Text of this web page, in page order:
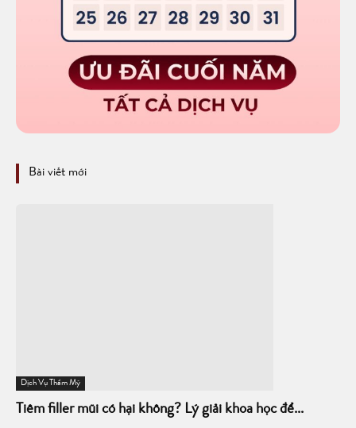
Bài viết mới
Dịch Vụ Thẩm Mỹ
Tiêm filler mũi có hại không? Lý giải khoa học để...